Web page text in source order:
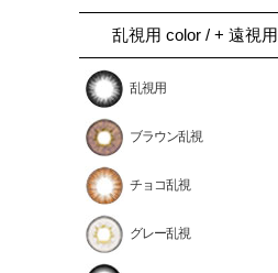
乱視用 color / + 遠視用
乱視用
ブラウン乱視
チョコ乱視
グレー乱視